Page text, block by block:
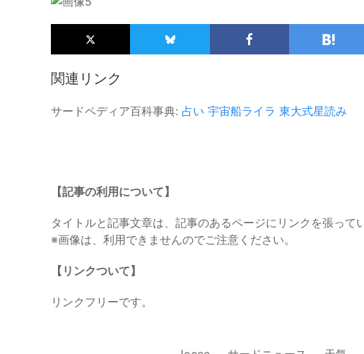
関連リンク
サードペディア百科事典: 占い 宇宙船ライラ 東大式星読み
【記事の利用について】
タイトルと記事文章は、記事のあるページにリンクを張って
※画像は、利用できませんのでご注意ください。
【リンクついて】
リンクフリーです。